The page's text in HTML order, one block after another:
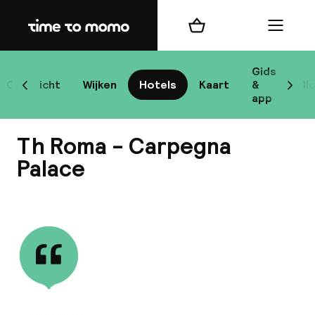
Home
Overzicht Wijken Hotels Kaart
Gids
&
app
Scroll naar links
Winkelmand Menu
Th Roma - Carpegna
Palace